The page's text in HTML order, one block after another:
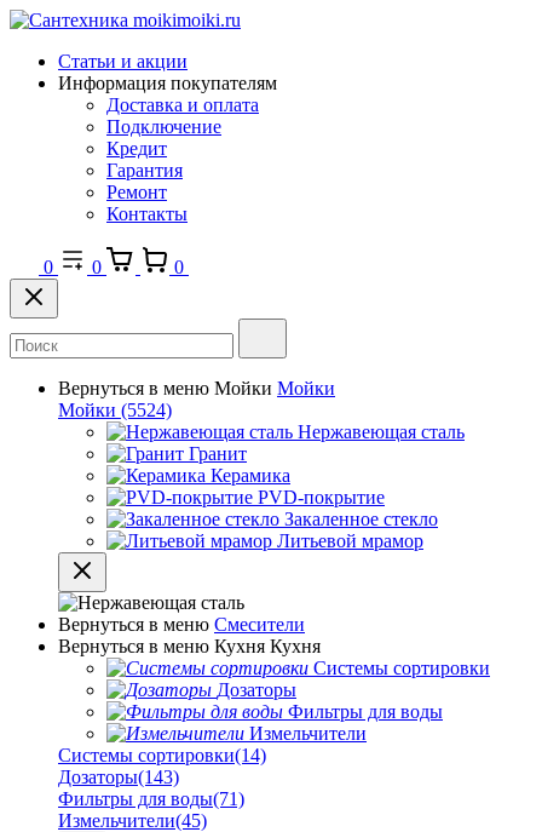
Статьи и акции
Информация покупателям
Доставка и оплата
Подключение
Кредит
Гарантия
Ремонт
Контакты
0 0 0
Вернуться в меню Мойки Мойки
Мойки (5524)
Нержавеющая сталь
Гранит
Керамика
PVD-покрытие
Закаленное стекло
Литьевой мрамор
Вернуться в меню Смесители
Вернуться в меню Кухня Кухня
Системы сортировки
Дозаторы
Фильтры для воды
Измельчители
Системы сортировки(14)
Дозаторы(143)
Фильтры для воды(71)
Измельчители(45)